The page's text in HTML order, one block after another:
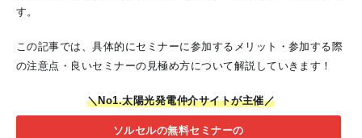
す。
この記事では、具体的にセミナーに参加するメリット・参加する際
の注意点・良いセミナーの見極め方について解説していきます！
＼No1.太陽光発電仲介サイトが主催／
ソルセルの無料セミナーの